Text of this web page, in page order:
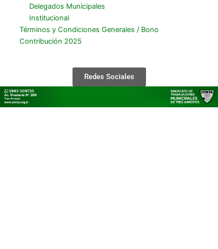
Delegados Municipales
Institucional
Términos y Condiciones Generales / Bono
Contribución 2025
Redes Sociales